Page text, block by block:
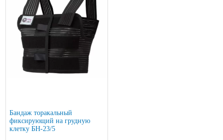
Бандаж торакальный
фиксирующий на грудную
клетку БН-23/5